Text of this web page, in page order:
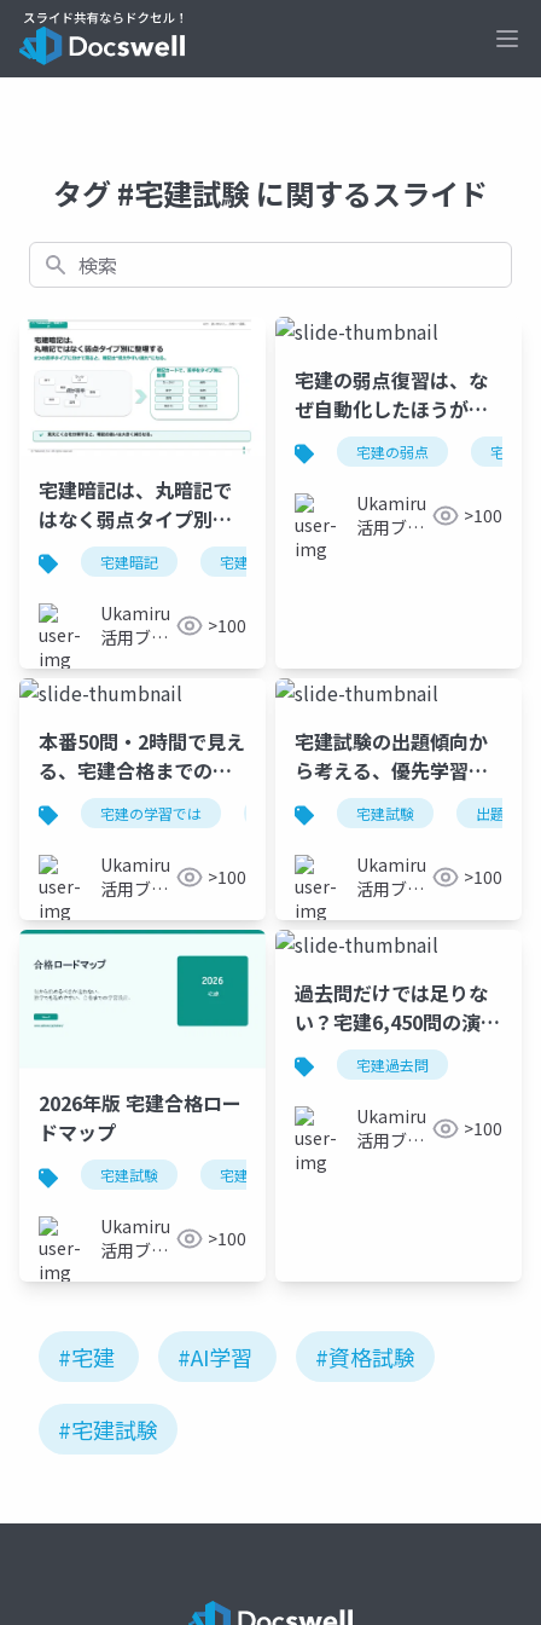
タグ #宅建試験 に関するスライド
検索
宅建暗記は、丸暗記で
はなく弱点タイプ別に
整理する宅建暗記 宅建試験
Ukamiru
活用ブロ
>100
宅建の弱点復習は、な
ぜ自動化したほうが続
きやすいのか
宅建の弱点 宅建試
Ukamiru
活用ブロ
>100
本番50問・2時間で見え
る、宅建合格までの距
離
宅建の学習では 宅建試験
Ukamiru
活用ブロ
>100
宅建試験の出題傾向か
ら考える、優先学習の
進め方 | TakkenAI
宅建試験 出題傾向
Ukamiru
活用ブロ
>100
2026年版 宅建合格ロー
ドマップ
宅建試験 宅建合格ロードマップ
Ukamiru
活用ブロ
>100
過去問だけでは足りな
い？宅建6,450問の演習
設計
宅建過去問
Ukamiru
活用ブロ
>100
#宅建 #AI学習 #資格試験
#宅建試験